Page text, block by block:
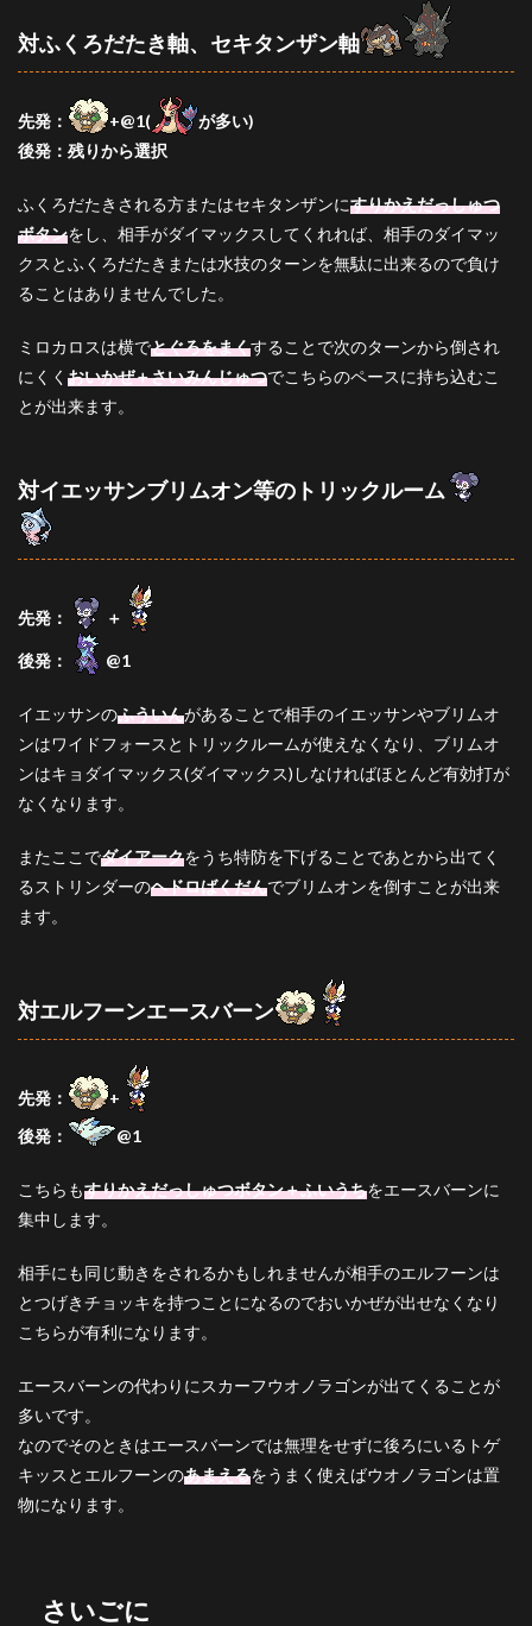
対ふくろだたき軸、セキタンザン軸
先発： +@1(
が多い)
後発：残りから選択
ふくろだたきされる方またはセキタンザンにすりかえだっしゅつ
ボタンをし、相手がダイマックスしてくれれば、相手のダイマッ
クスとふくろだたきまたは水技のターンを無駄に出来るので負け
ることはありませんでした。
ミロカロスは横でとぐろをまくすることで次のターンから倒され
にくく おいかぜ＋さいみんじゅつでこちらのペースに持ち込むこ
とが出来ます。
対イエッサンブリムオン等のトリックルーム
先発： ＋
後発： @1
イエッサンのふういんがあることで相手のイエッサンやブリムオ
ンはワイドフォースとトリックルームが使えなくなり、ブリムオ
ンはキョダイマックス(ダイマックス)しなければほとんど有効打が
なくなります。
またここでダイアークをうち特防を下げることであとから出てく
るストリンダーのヘドロばくだんでブリムオンを倒すことが出来
ます。
対エルフーンエースバーン
先発：
+
後発：
@1
こちらもすりかえだっしゅつボタン＋ふいうちをエースバーンに
集中します。
相手にも同じ動きをされるかもしれませんが相手のエルフーンは
とつげきチョッキを持つことになるのでおいかぜが出せなくなり
こちらが有利になります。
エースバーンの代わりにスカーフウオノラゴンが出てくることが
多いです。
なのでそのときはエースバーンでは無理をせずに後ろにいるトゲ
キッスとエルフーンのあまえるをうまく使えばウオノラゴンは置
物になります。
さいごに